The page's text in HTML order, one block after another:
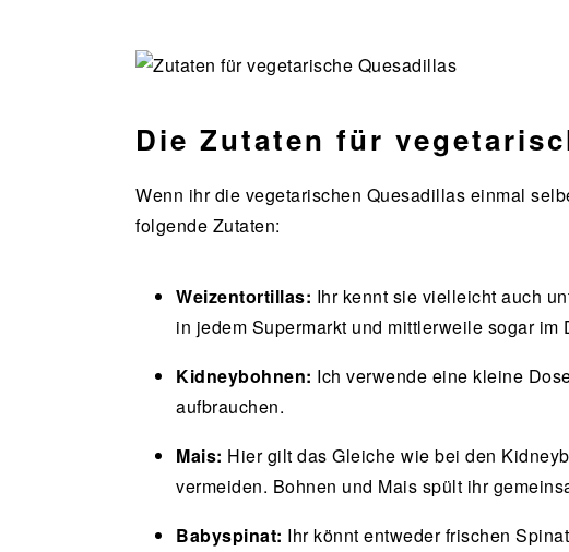
Die Zutaten für
Wenn ihr die vegetarischen Quesadillas einmal
folgende Zutaten:
Weizentortillas: Ihr kennt sie vielleicht auch
in jedem Supermarkt und mittlerweile sogar im
Kidneybohnen: Ich verwende eine kleine
aufbrauchen.
Mais: Hier gilt das Gleiche wie bei den
vermeiden. Bohnen und Mais spült ihr
Babyspinat: Ihr könnt entweder frischen